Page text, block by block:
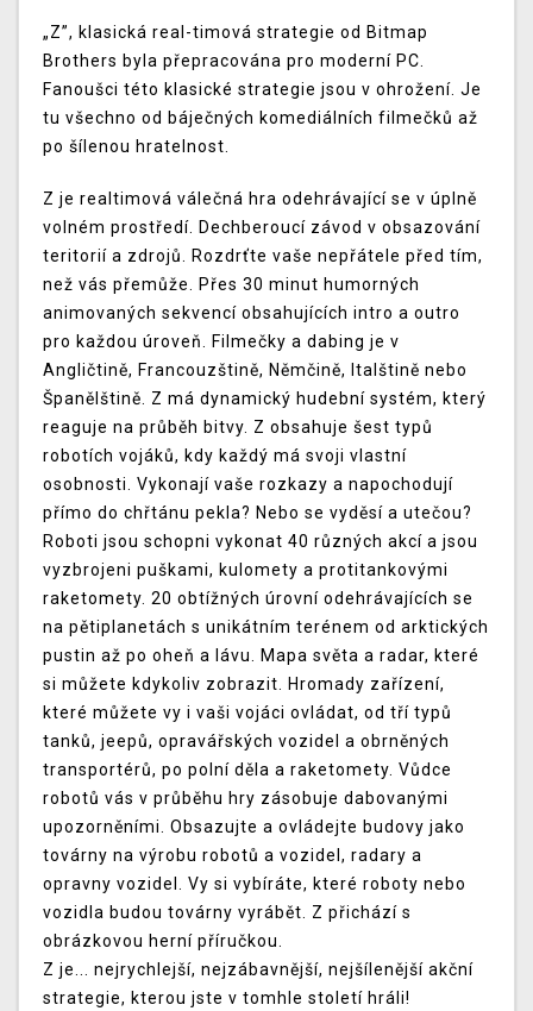
„Z”, klasická real-timová strategie od Bitmap
Brothers byla přepracována pro moderní PC.
Fanoušci této klasické strategie jsou v ohrožení. Je
tu všechno od báječných komediálních filmečků až
po šílenou hratelnost.
Z je realtimová válečná hra odehrávající se v úplně
volném prostředí. Dechberoucí závod v obsazování
teritorií a zdrojů. Rozdrťte vaše nepřátele před tím,
než vás přemůže. Přes 30 minut humorných
animovaných sekvencí obsahujících intro a outro
pro každou úroveň. Filmečky a dabing je v
Angličtině, Francouzštině, Němčině, Italštině nebo
Španělštině. Z má dynamický hudební systém, který
reaguje na průběh bitvy. Z obsahuje šest typů
robotích vojáků, kdy každý má svoji vlastní
osobnosti. Vykonají vaše rozkazy a napochodují
přímo do chřtánu pekla? Nebo se vyděsí a utečou?
Roboti jsou schopni vykonat 40 různých akcí a jsou
vyzbrojeni puškami, kulomety a protitankovými
raketomety. 20 obtížných úrovní odehrávajících se
na pětiplanetách s unikátním terénem od arktických
pustin až po oheň a lávu. Mapa světa a radar, které
si můžete kdykoliv zobrazit. Hromady zařízení,
které můžete vy i vaši vojáci ovládat, od tří typů
tanků, jeepů, opravářských vozidel a obrněných
transportérů, po polní děla a raketomety. Vůdce
robotů vás v průběhu hry zásobuje dabovanými
upozorněními. Obsazujte a ovládejte budovy jako
továrny na výrobu robotů a vozidel, radary a
opravny vozidel. Vy si vybíráte, které roboty nebo
vozidla budou továrny vyrábět. Z přichází s
obrázkovou herní příručkou.
Z je... nejrychlejší, nejzábavnější, nejšílenější akční
strategie, kterou jste v tomhle století hráli!